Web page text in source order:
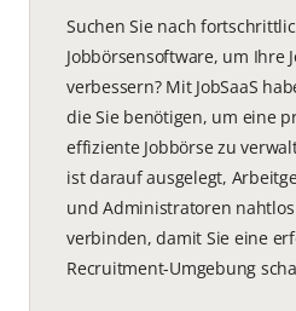
Suchen Sie nach
Jobbörsensoftware, um Ihre
verbessern? Mit JobSaaS
die Sie benötigen, um eine
effiziente Jobbörse zu
ist darauf ausgelegt,
und Administratoren
verbinden, damit Sie eine
Recruitment-Umgebung